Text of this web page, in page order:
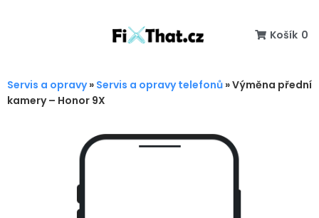
Košík 0
Servis a opravy» Servis a opravy telefonů »Výměna přední
kamery – Honor 9X